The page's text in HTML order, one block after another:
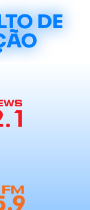
DE